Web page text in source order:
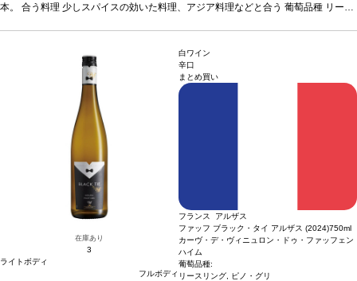
本。 合う料理 少しスパイスの効いた料理、アジア料理などと合う 葡萄品種 リース
在庫あり
3
ライトボディ
フルボディ
白ワイン
辛口
まとめ買い
フランス アルザス
ファッフ ブラック・タイ アルザス (2024)750ml
カーヴ・デ・ヴィニュロン・ドゥ・ファッフェン
ハイム
葡萄品種:
リースリング, ピノ・グリ